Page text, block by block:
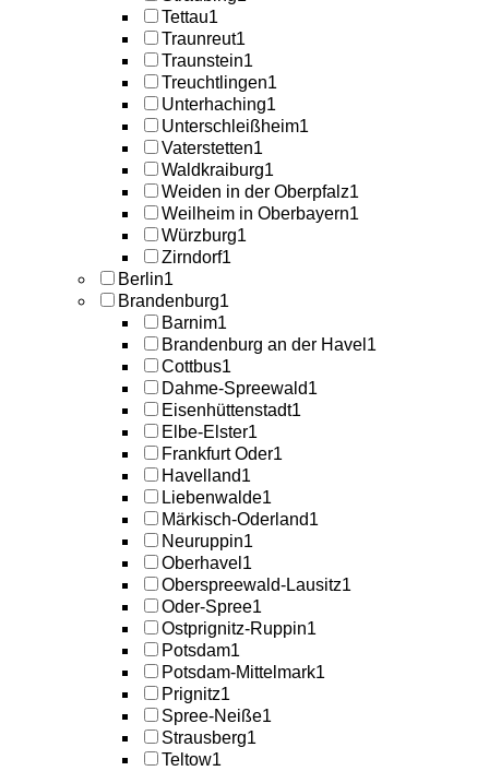
Tettau1
Traunreut1
Traunstein1
Treuchtlingen1
Unterhaching1
Unterschleißheim1
Vaterstetten1
Waldkraiburg1
Weiden in der Oberpfalz1
Weilheim in Oberbayern1
Würzburg1
Zirndorf1
Berlin1
Brandenburg1
Barnim1
Brandenburg an der Havel 1
Cottbus1
Dahme-Spreewald1
Eisenhüttenstadt1
Elbe-Elster1
Frankfurt Oder1
Havelland1
Liebenwalde1
Märkisch-Oderland1
Neuruppin1
Oberhavel 1
Oberspreewald-Lausitz1
Oder-Spree1
Ostprignitz-Ruppin1
Potsdam1
Potsdam-Mittelmark1
Prignitz1
Spree-Neiße1
Strausberg1
Teltow1